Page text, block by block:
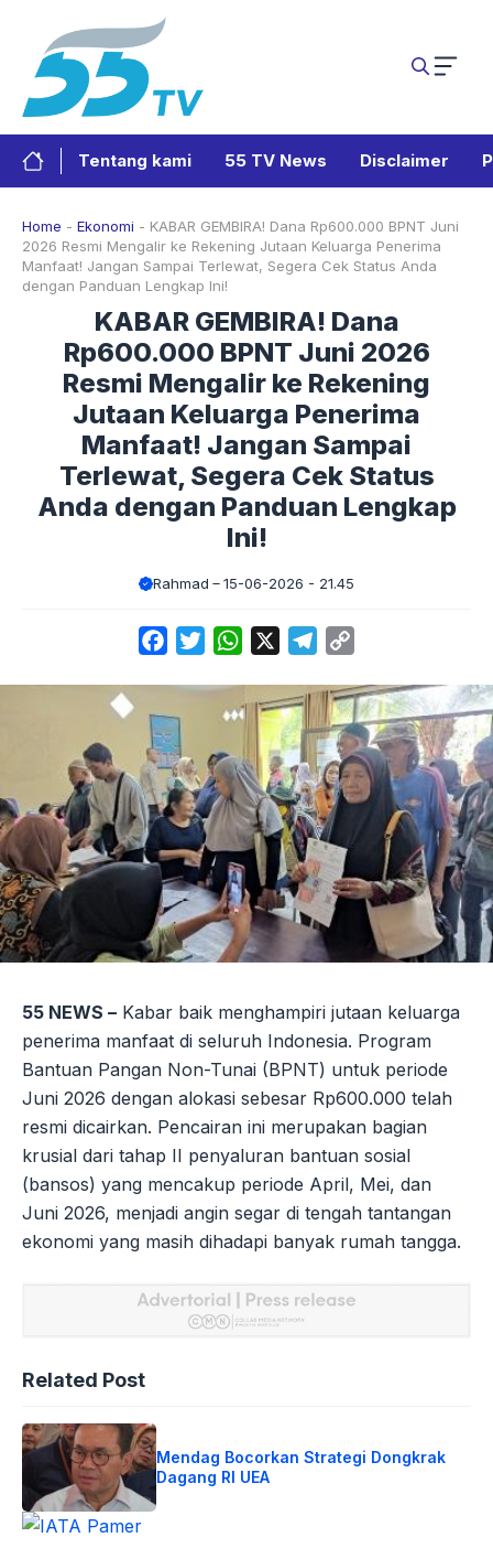
Tentang kami 55 TV News Disclaimer
Home - Ekonomi - KABAR GEMBIRA! Dana Rp600.000 BPNT Juni
2026 Resmi Mengalir ke Rekening Jutaan Keluarga Penerima
Manfaat! Jangan Sampai Terlewat, Segera Cek Status Anda
dengan Panduan Lengkap Ini!
KABAR GEMBIRA! Dana
Rp600.000 BPNT Juni 2026
Resmi Mengalir ke Rekening
Jutaan Keluarga Penerima
Manfaat! Jangan Sampai
Terlewat, Segera Cek Status
Anda dengan Panduan Lengkap
Ini!
Rahmad 15-06-2026 - 21.45
FacebookTwitterWhatsApp Telegram
55 NEWS – Kabar baik menghampiri jutaan keluarga
penerima manfaat di seluruh Indonesia. Program
Bantuan Pangan Non-Tunai (BPNT) untuk periode
Juni 2026 dengan alokasi sebesar Rp600.000 telah
resmi dicairkan. Pencairan ini merupakan bagian
krusial dari tahap II penyaluran bantuan sosial
(bansos) yang mencakup periode April, Mei, dan
Juni 2026, menjadi angin segar di tengah tantangan
ekonomi yang masih dihadapi banyak rumah tangga.
Related Post
Mendag Bocorkan Strategi Dongkrak
Dagang RI UEA